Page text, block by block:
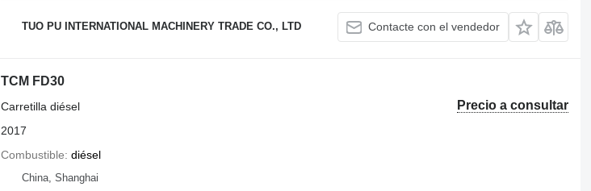
TUO PU INTERNATIONAL MACHINERY TRADE CO., LTD Contacte con el vendedor
TCM FD30
Precio a consultar
Carretilla diésel
2017
Combustible diésel
China, Shanghai